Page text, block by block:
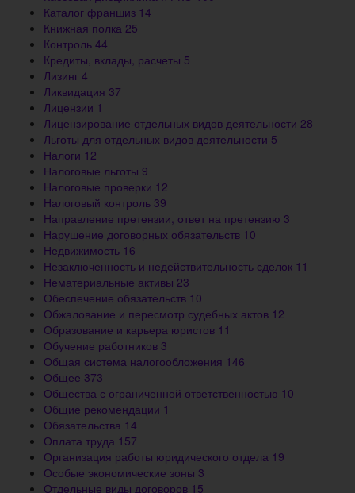
Каталог франшиз 14
Книжная полка 25
Контроль 44
Кредиты, вклады, расчеты 5
Лизинг 4
Ликвидация 37
Лицензии 1
Лицензирование отдельных видов деятельности 28
Льготы для отдельных видов деятельности 5
Налоги 12
Налоговые льготы 9
Налоговые проверки 12
Налоговый контроль 39
Направление претензии, ответ на претензию 3
Нарушение договорных обязательств 10
Недвижимость 16
Незаключенность и недействительность сделок 11
Нематериальные активы 23
Обеспечение обязательств 10
Обжалование и пересмотр судебных актов 12
Образование и карьера юристов 11
Обучение работников 3
Общая система налогообложения 146
Общее 373
Общества с ограниченной ответственностью 10
Общие рекомендации 1
Обязательства 14
Оплата труда 157
Организация работы юридического отдела 19
Особые экономические зоны 3
Отдельные виды договоров 15